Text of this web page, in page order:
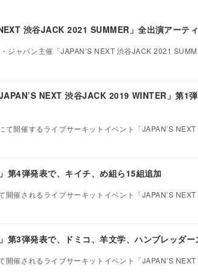
渋谷JACK 2021 SUMMER」全出演アーテ
ジャパン主催「JAPAN’S NEXT 渋谷JACK 2021
NEXT 渋谷JACK 2019 WINTER」第1
開催するライブサーキットイベント「JAPAN’S
第4弾発表で、キイチ、め組ら15組追加
催されるライブサーキットイベント「JAPAN’S
第3弾発表で、ドミコ、羊文学、ハンブレッダ
催されるライブサーキットイベント「JAPAN’S